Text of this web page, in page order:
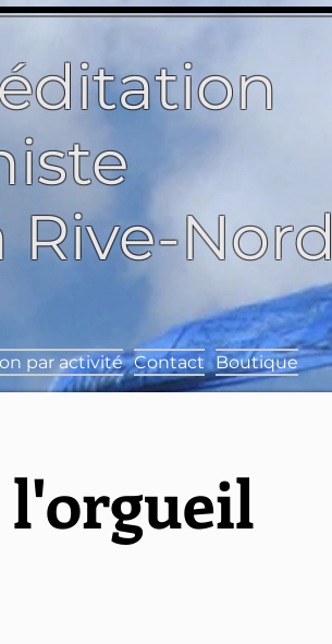
Rive-Nord
par activité Contact Boutique